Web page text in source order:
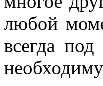
любой
всегда